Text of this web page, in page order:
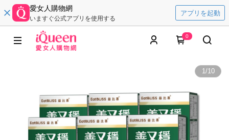
愛女人購物網
いますぐ公式アプリを使用する
アプリを起動
0
1/10